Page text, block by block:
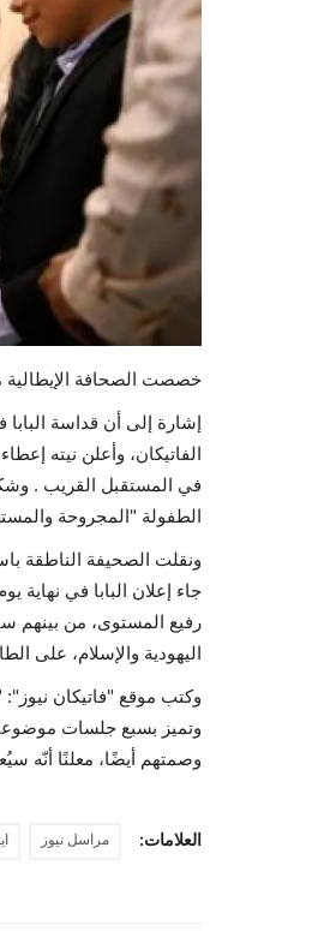
خصصت الصحافة
الفاتيكان، وأعلن نيته
في المستقبل القريب .
الطفولة "المجروحة
رفيع المستوى، من بينهم
اليهودية والإسلام، على
وكتب موقع "فاتيكان نيوز":
وتميز بسبع جلسات
وصمتهم أيضًا، معلنًا أنّه
العلامات: مراسل نيوز